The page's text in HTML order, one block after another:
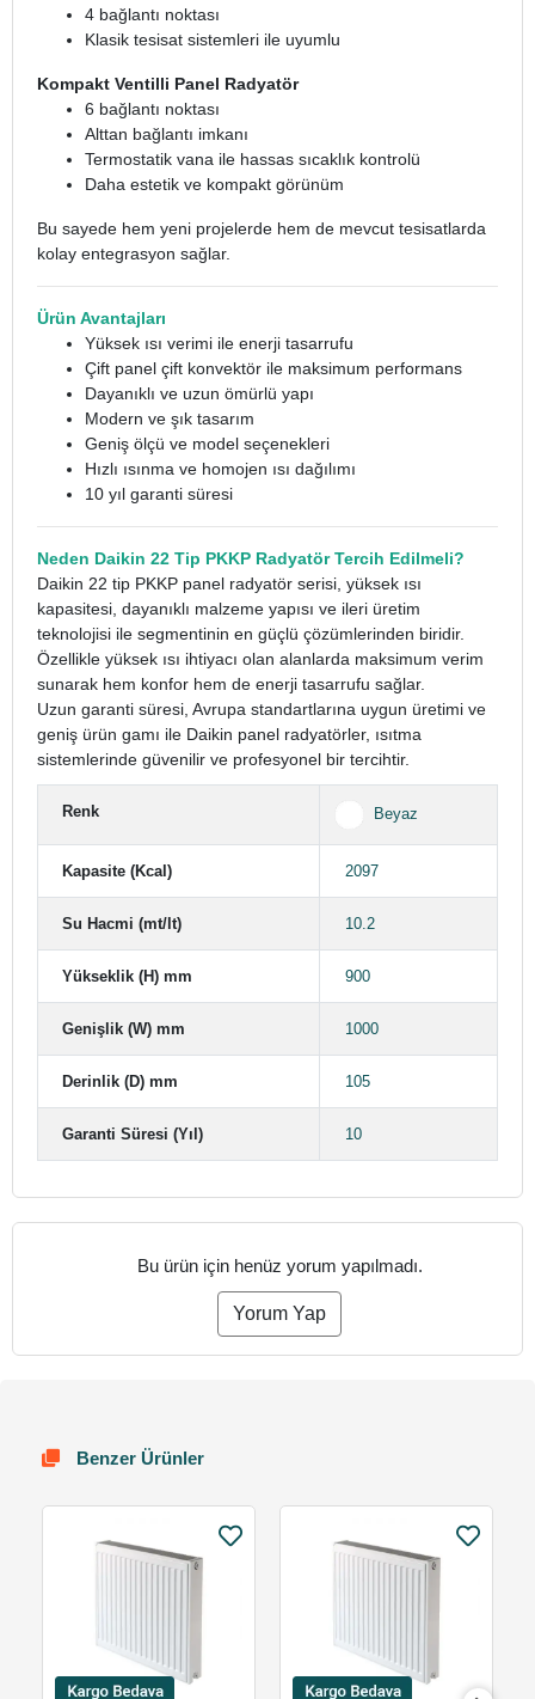
4 bağlantı noktası
Klasik tesisat sistemleri ile uyumlu
Kompakt Ventilli Panel Radyatör
6 bağlantı noktası
Alttan bağlantı imkanı
Termostatik vana ile hassas sıcaklık kontrolü
Daha estetik ve kompakt görünüm
Bu sayede hem yeni projelerde hem de mevcut tesisatlarda
kolay entegrasyon sağlar.
Ürün Avantajları
Yüksek ısı verimi ile enerji tasarrufu
Çift panel çift konvektör ile maksimum performans
Dayanıklı ve uzun ömürlü yapı
Modern ve şık tasarım
Geniş ölçü ve model seçenekleri
Hızlı ısınma ve homojen ısı dağılımı
10 yıl garanti süresi
Neden Daikin 22 Tip PKKP Radyatör Tercih Edilmeli?
Daikin 22 tip PKKP panel radyatör serisi, yüksek ısı
kapasitesi, dayanıklı malzeme yapısı ve ileri üretim
teknolojisi ile segmentinin en güçlü çözümlerinden biridir.
Özellikle yüksek ısı ihtiyacı olan alanlarda maksimum verim
sunarak hem konfor hem de enerji tasarrufu sağlar.
Uzun garanti süresi, Avrupa standartlarına uygun üretimi ve
geniş ürün gamı ile Daikin panel radyatörler, ısıtma
sistemlerinde güvenilir ve profesyonel bir tercihtir.
Renk Beyaz
Kapasite (Kcal) 2097
Su Hacmi (mt/lt) 10.2
Yükseklik (H) mm 900
Genişlik (W) mm 1000
Derinlik (D) mm 105
Garanti Süresi (Yıl) 10
Bu ürün için henüz yorum yapılmadı.
Yorum Yap
Benzer Ürünler